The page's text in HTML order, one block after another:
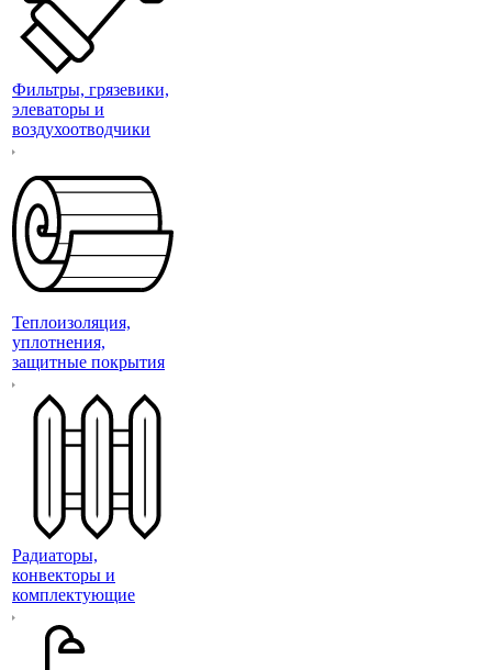
Фильтры, грязевики,
элеваторы и
воздухоотводчики
Теплоизоляция,
уплотнения,
защитные покрытия
Радиаторы,
конвекторы и
комплектующие